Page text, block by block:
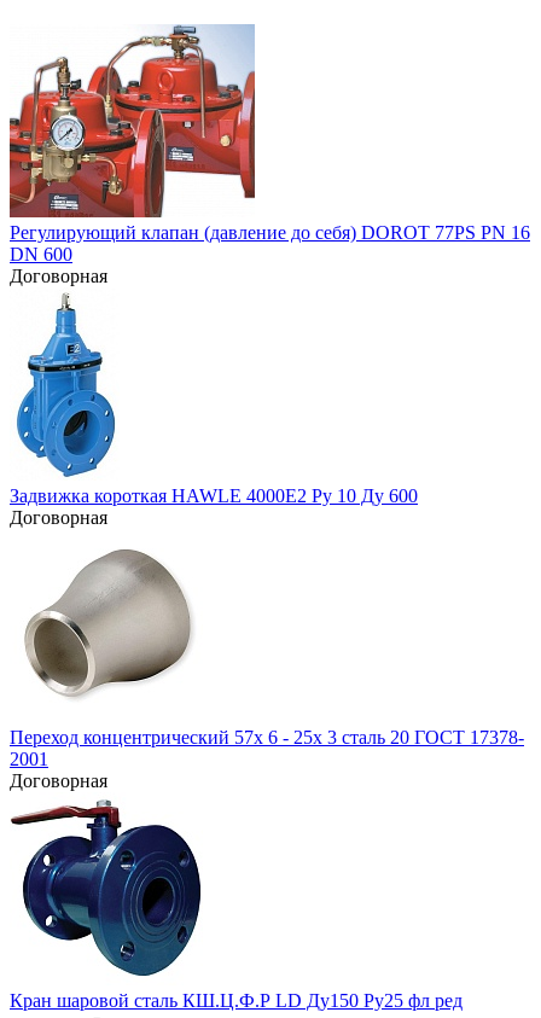
Регулирующий клапан (давление до себя) DOROT 77PS PN 16
DN 600
Договорная
Задвижка короткая HAWLE 4000Е2 Ру 10 Ду 600
Договорная
Переход концентрический 57х 6 - 25х 3 сталь 20 ГОСТ 17378-
2001
Договорная
Кран шаровой сталь КШ.Ц.Ф.Р LD Ду150 Ру25 фл ред